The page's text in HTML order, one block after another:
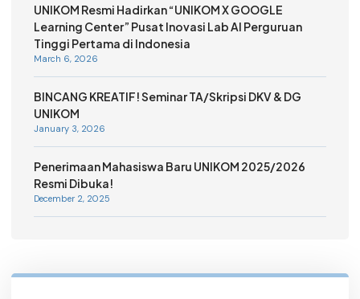
UNIKOM Resmi Hadirkan “UNIKOM X GOOGLE
Learning Center” Pusat Inovasi Lab AI Perguruan
Tinggi Pertama di Indonesia
March 6, 2026
BINCANG KREATIF! Seminar TA/Skripsi DKV & DG
UNIKOM
January 3, 2026
Penerimaan Mahasiswa Baru UNIKOM 2025/2026
Resmi Dibuka!
December 2, 2025